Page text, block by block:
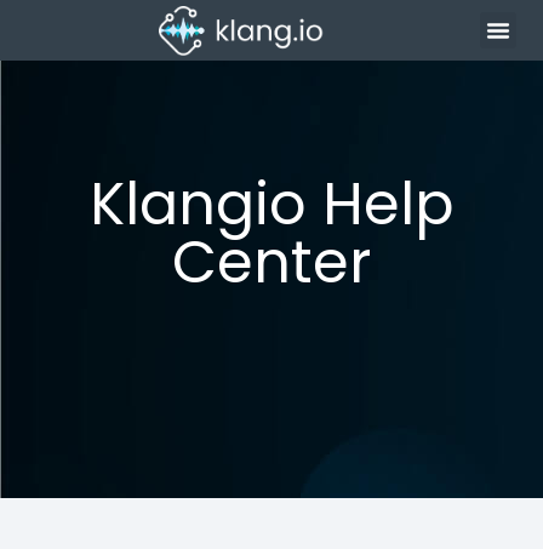
Klangio Help
Center